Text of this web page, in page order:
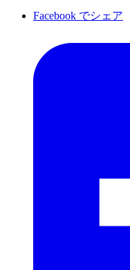
Facebook でシェア